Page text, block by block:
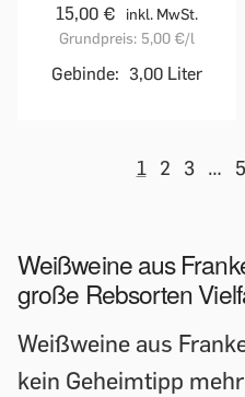
15,00 €
inkl. MwSt.
Grundpreis: 5,00 €/l
Gebinde: 3,00 Liter
1 2 3 … 5
Weißweine aus
große Rebsorten
Weißweine aus
kein Geheimtipp